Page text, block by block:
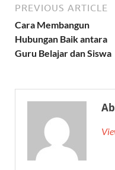
PREVIOUS ARTICLE
Cara Membangun
Hubungan Baik antara
Guru Belajar dan Siswa